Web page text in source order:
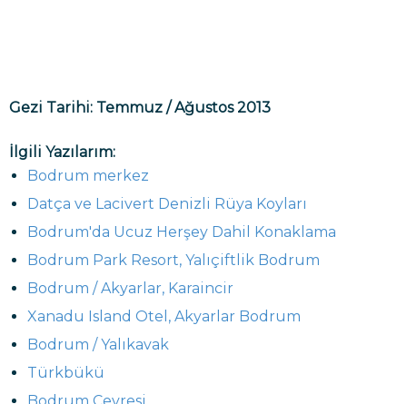
Gezi Tarihi: Temmuz / Ağustos 2013
İlgili Yazılarım:
Bodrum merkez
Datça ve Lacivert Denizli Rüya Koyları
Bodrum'da Ucuz Herşey Dahil Konaklama
Bodrum Park Resort, Yalıçiftlik Bodrum
Bodrum / Akyarlar, Karaincir
Xanadu Island Otel, Akyarlar Bodrum
Bodrum / Yalıkavak
Türkbükü